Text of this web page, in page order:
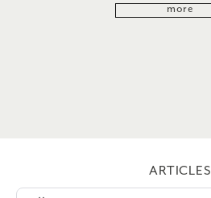
more
ARTICLES